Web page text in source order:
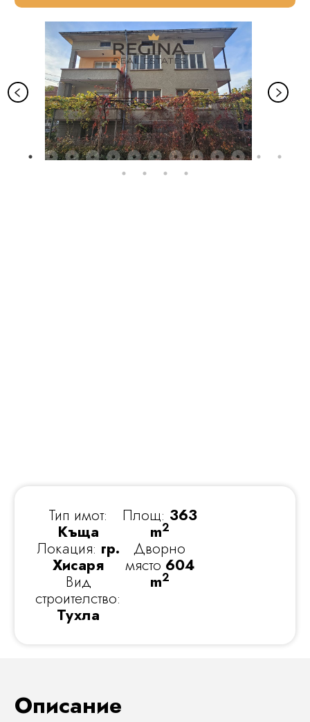
Тип имот:
Къща
Локация: гр.
Хисаря
Вид
строителство:
Тухла
Площ: 363
m2
Дворно
място 604
m2
Описание